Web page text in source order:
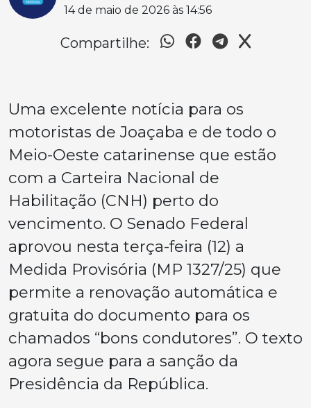
14 de maio de 2026 às 14:56
Compartilhe:
Uma excelente notícia para os
motoristas de Joaçaba e de todo o
Meio-Oeste catarinense que estão
com a Carteira Nacional de
Habilitação (CNH) perto do
vencimento. O Senado Federal
aprovou nesta terça-feira (12) a
Medida Provisória (MP 1327/25) que
permite a renovação automática e
gratuita do documento para os
chamados “bons condutores”. O texto
agora segue para a sanção da
Presidência da República.